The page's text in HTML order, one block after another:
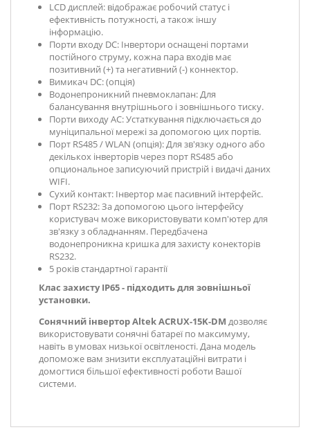
LCD дисплей: відображає робочий статус і
ефективність потужності, а також іншу
інформацію.
Порти входу DC: Інвертори оснащені портами
постійного струму, кожна пара входів має
позитивний (+) та негативний (-) коннектор.
Вимикач DC: (опція)
Водонепроникний пневмоклапан: Для
балансування внутрішнього і зовнішнього тиску.
Порти виходу АС: Устаткування підключається до
муніципальної мережі за допомогою цих портів.
Порт RS485 / WLAN (опція): Для зв'язку одного або
декількох інверторів через порт RS485 або
опциональное записуючий пристрій і видачі даних
WIFI.
Сухий контакт: Інвертор має пасивний інтерфейс.
Порт RS232: За допомогою цього інтерфейсу
користувач може використовувати комп'ютер для
зв'язку з обладнанням. Передбачена
водонепроникна кришка для захисту конекторів
RS232.
5 років стандартної гарантії
Клас захисту IP65 - підходить для зовнішньої
установки.
Сонячний інвертор Altek ACRUX-15K-DM дозволяє
використовувати сонячні батареї по максимуму,
навіть в умовах низької освітленості. Дана модель
допоможе вам знизити експлуатаційні витрати і
домогтися більшої ефективності роботи Вашої
системи.